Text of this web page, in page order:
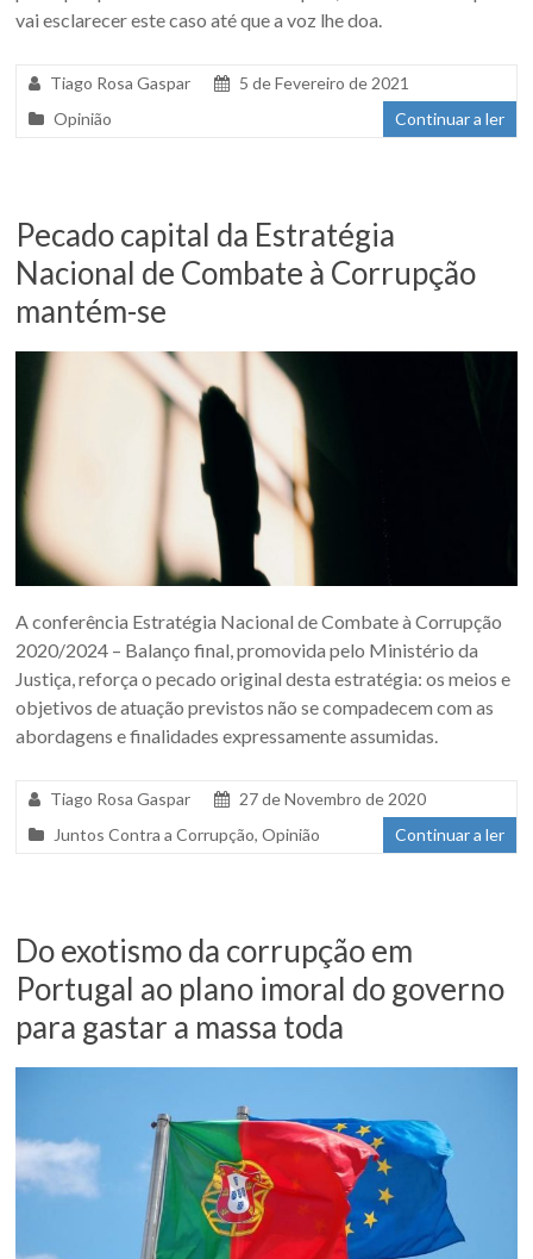
vai esclarecer este caso até que a voz lhe doa.
Tiago Rosa Gaspar
5 de Fevereiro de 2021
Opinião
Continuar a ler
Pecado capital da Estratégia
Nacional de Combate à Corrupção
mantém-se
A conferência Estratégia Nacional de Combate à Corrupção
2020/2024 – Balanço final, promovida pelo Ministério da
Justiça, reforça o pecado original desta estratégia: os meios e
objetivos de atuação previstos não se compadecem com as
abordagens e finalidades expressamente assumidas.
Tiago Rosa Gaspar
27 de Novembro de 2020
Juntos Contra a Corrupção,Opinião Continuar a ler
Do exotismo da corrupção em
Portugal ao plano imoral do governo
para gastar a massa toda